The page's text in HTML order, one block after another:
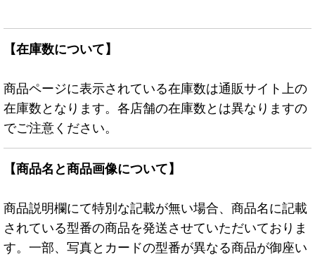
【在庫数について】
商品ページに表示されている在庫数は通販サイト上の
在庫数となります。各店舗の在庫数とは異なりますの
でご注意ください。
【商品名と商品画像について】
商品説明欄にて特別な記載が無い場合、商品名に記載
されている型番の商品を発送させていただいておりま
す。一部、写真とカードの型番が異なる商品が御座い